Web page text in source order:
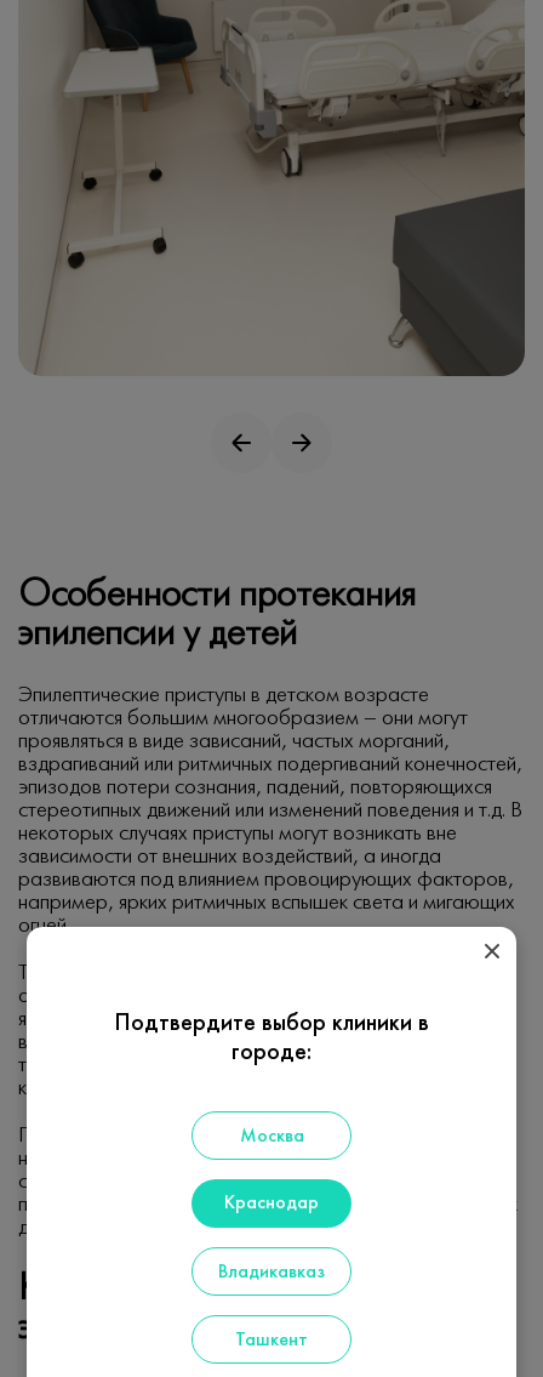
Особенности протекания
эпилепсии у детей
Эпилептические приступы в детском возрасте
отличаются большим многообразием – они могут
проявляться в виде зависаний, частых морганий,
вздрагиваний или ритмичных подергиваний конечностей,
эпизодов потери сознания, падений, повторяющихся
стереотипных движений или изменений поведения и т.д. В
некоторых случаях приступы могут возникать вне
зависимости от внешних воздействий, а иногда
развиваются под влиянием провоцирующих факторов,
например, ярких ритмичных вспышек света и мигающих
огней.
отмечаться приступы с судорогами, которые не
являются симптомами эпилепсии, а случаются
вследствие «острых» состояний, таких как повышение
температуры тела, обильная рвота и диарея при
кишечных инфекциях.
При наличии у ребенка любого состояния, внезапно
начинающегося и заканчивающегося, которое
сопровождается вышеперечисленными или другими
проявления, необходимо обратиться на консультацию к
детскому неврологу-эпилептологу.
Как проходит прием детского
эпилептолога
Подтвердите выбор клиники в
городе:
Москва
Краснодар
Владикавказ
Ташкент